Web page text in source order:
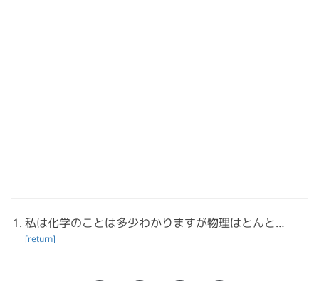
私は化学のことは多少わかりますが物理はとんと…
[return]